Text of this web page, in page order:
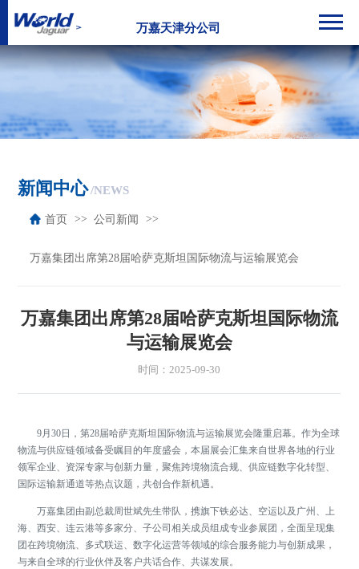
万嘉天津分公司
新闻中心/NEWS
首页 公司新闻
万嘉集团出席第28届哈萨克斯坦国际物流与运输展览会
万嘉集团出席第28届哈萨克斯坦国际物流
与运输展览会
时间：2025-09-30
9月30日，第28届哈萨克斯坦国际物流与运输展览会隆重启幕。作为全球
物流与供应链领域备受瞩目的年度盛会，本届展会汇集来自世界各地的行业
领军企业、资深专家与创新力量，聚焦跨境物流合规、供应链数字化转型、
国际运输新通道等热点议题，共创合作新机遇。
万嘉集团由副总裁周世斌先生带队，携旗下铁必达、空运以及广州、上
海、西安、连云港等多家分、子公司相关成员组成专业参展团，全面呈现集
团在跨境物流、多式联运、数字化运营等领域的综合服务能力与创新成果，
与来自全球的行业伙伴及客户共话合作、共谋发展。